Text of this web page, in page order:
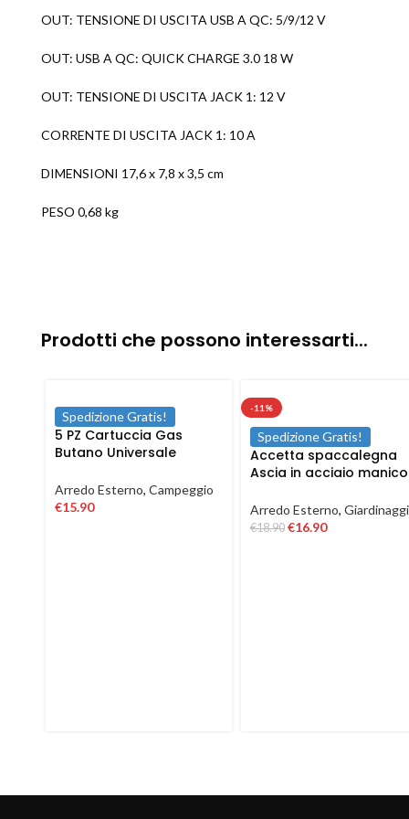
OUT: TENSIONE DI USCITA USB A QC: 5/9/12 V
OUT: USB A QC: QUICK CHARGE 3.0 18 W
OUT: TENSIONE DI USCITA JACK 1: 12 V
CORRENTE DI USCITA JACK 1: 10 A
DIMENSIONI 17,6 x 7,8 x 3,5 cm
PESO 0,68 kg
Prodotti che possono interessarti...
Spedizione Gratis!
5 PZ Cartuccia Gas
Butano Universale
campeggio 190 gr
Arredo Esterno, Campeggio
€15.90
-11%
Spedizione Gratis!
Accetta spaccalegna
Ascia in acciaio manico
600 1500 gr
Arredo Esterno,
€18.90 €16.90